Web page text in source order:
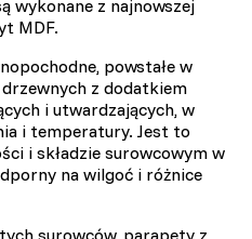
wykonane z najnowszej
MDF.
powstałe w
z dodatkiem
i utwardzających, w
i temperatury. Jest to
i składzie surowcowym w
na wilgoć i różnice
surowców, parapety z